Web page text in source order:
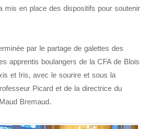
mis en place des dispositifs pour soutenir
par le partage de galettes des
apprentis boulangers de la CFA de Blois
et Iris, avec le sourire et sous la
Picard et de la directrice du
Bremaud.